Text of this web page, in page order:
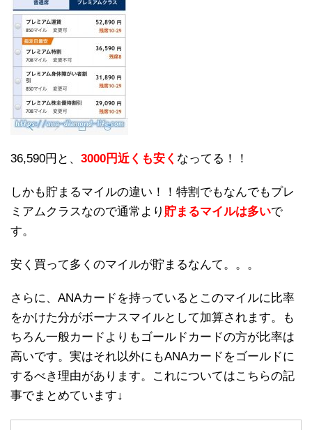
36,590円と、 3000円近くも安く なってる！！
しかも貯まるマイルの違い！！特割でもなんでもプレ
ミアムクラスなので通常より 貯まるマイルは多いで
す。
安く買って多くのマイルが貯まるなんて。。。
さらに、ANAカードを持っているとこのマイルに比率
をかけた分がボーナスマイルとして加算されます。も
ちろん一般カードよりもゴールドカードの方が比率は
高いです。実はそれ以外にもANAカードをゴールドに
するべき理由があります。これについてはこちらの記
事でまとめています↓